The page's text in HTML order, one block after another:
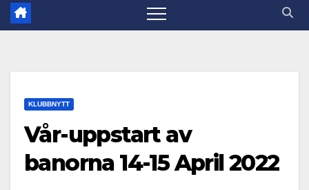
KLUBBNYTT
Vår-uppstart av
banorna 14-15 April 2022